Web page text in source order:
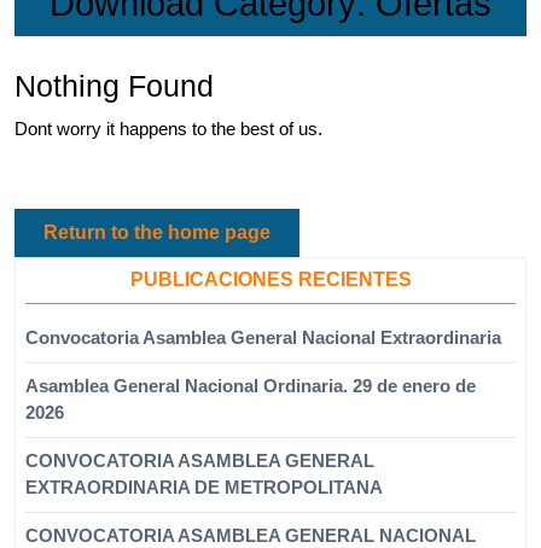
Nothing Found
Dont worry it happens to the best of us.
Return to the home page
PUBLICACIONES RECIENTES
Convocatoria Asamblea General Nacional Extraordinaria
Asamblea General Nacional Ordinaria. 29 de enero de
2026
CONVOCATORIA ASAMBLEA GENERAL
EXTRAORDINARIA DE METROPOLITANA
CONVOCATORIA ASAMBLEA GENERAL NACIONAL